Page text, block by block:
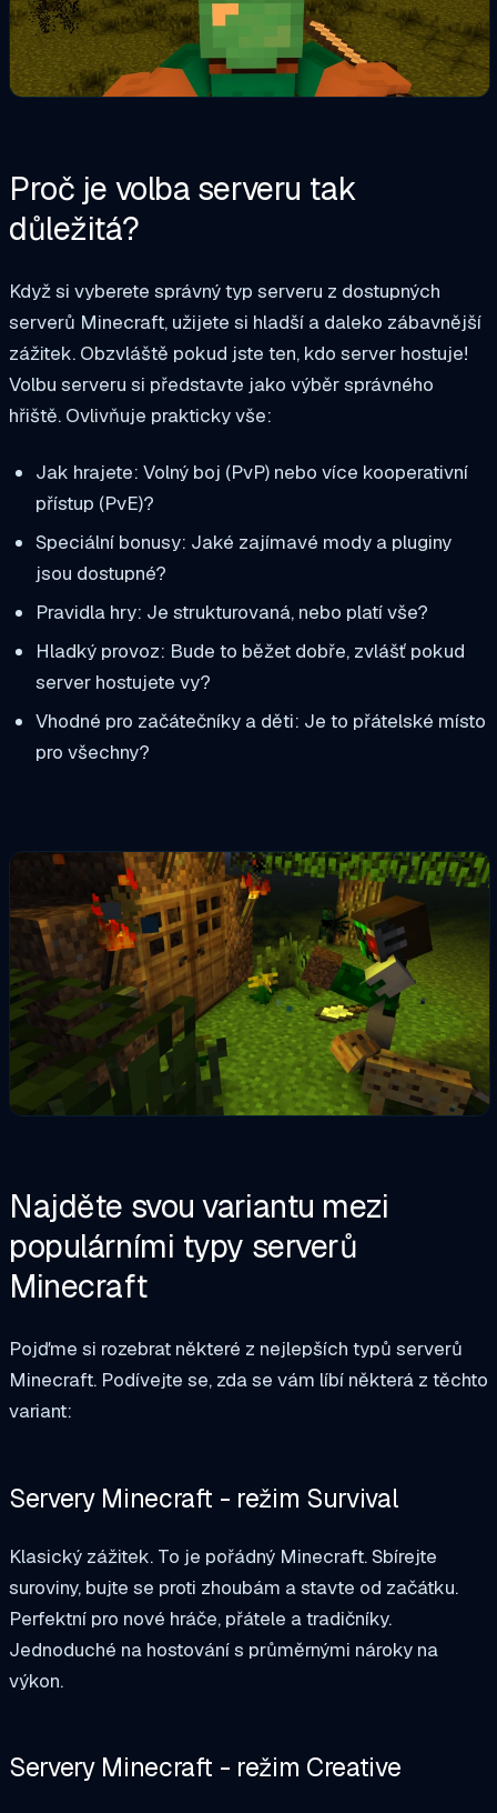
Proč je volba serveru tak
důležitá?
Když si vyberete správný typ serveru z dostupných
serverů Minecraft, užijete si hladší a daleko zábavnější
zážitek. Obzvláště pokud jste ten, kdo server hostuje!
Volbu serveru si představte jako výběr správného
hřiště. Ovlivňuje prakticky vše:
Jak hrajete: Volný boj (PvP) nebo více kooperativní
přístup (PvE)?
Speciální bonusy: Jaké zajímavé mody a pluginy
jsou dostupné?
Pravidla hry: Je strukturovaná, nebo platí vše?
Hladký provoz: Bude to běžet dobře, zvlášť pokud
server hostujete vy?
Vhodné pro začátečníky a děti: Je to přátelské místo
pro všechny?
Najděte svou variantu mezi
populárními typy serverů
Minecraft
Pojďme si rozebrat některé z nejlepších typů serverů
Minecraft. Podívejte se, zda se vám líbí některá z těchto
variant:
Servery Minecraft - režim Survival
Klasický zážitek. To je pořádný Minecraft. Sbírejte
suroviny, bujte se proti zhoubám a stavte od začátku.
Perfektní pro nové hráče, přátele a tradičníky.
Jednoduché na hostování s průměrnými nároky na
výkon.
Servery Minecraft - režim Creative